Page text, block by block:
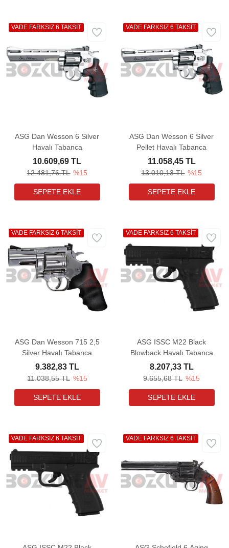
ASG Dan Wesson 6 Silver
Havalı Tabanca
12.481,76 TL %15
10.609,69 TL
VADE FARKSIZ 6 TAKSİT
ASG Dan Wesson 6 Silver
Pellet Havalı Tabanca
13.010,13 TL %15
11.058,45 TL
VADE FARKSIZ 6 TAKSİT
ASG Dan Wesson 715 2,5
Silver Havalı Tabanca
11.038,55 TL %15
9.382,83 TL
VADE FARKSIZ 6 TAKSİT
ASG ISSC M22 Black
Blowback Havalı Tabanca
9.655,68 TL %15
8.207,33 TL
VADE FARKSIZ 6 TAKSİT
VADE FARKSIZ 6 TAKSİT VADE FARKSIZ 6 TAKSİT